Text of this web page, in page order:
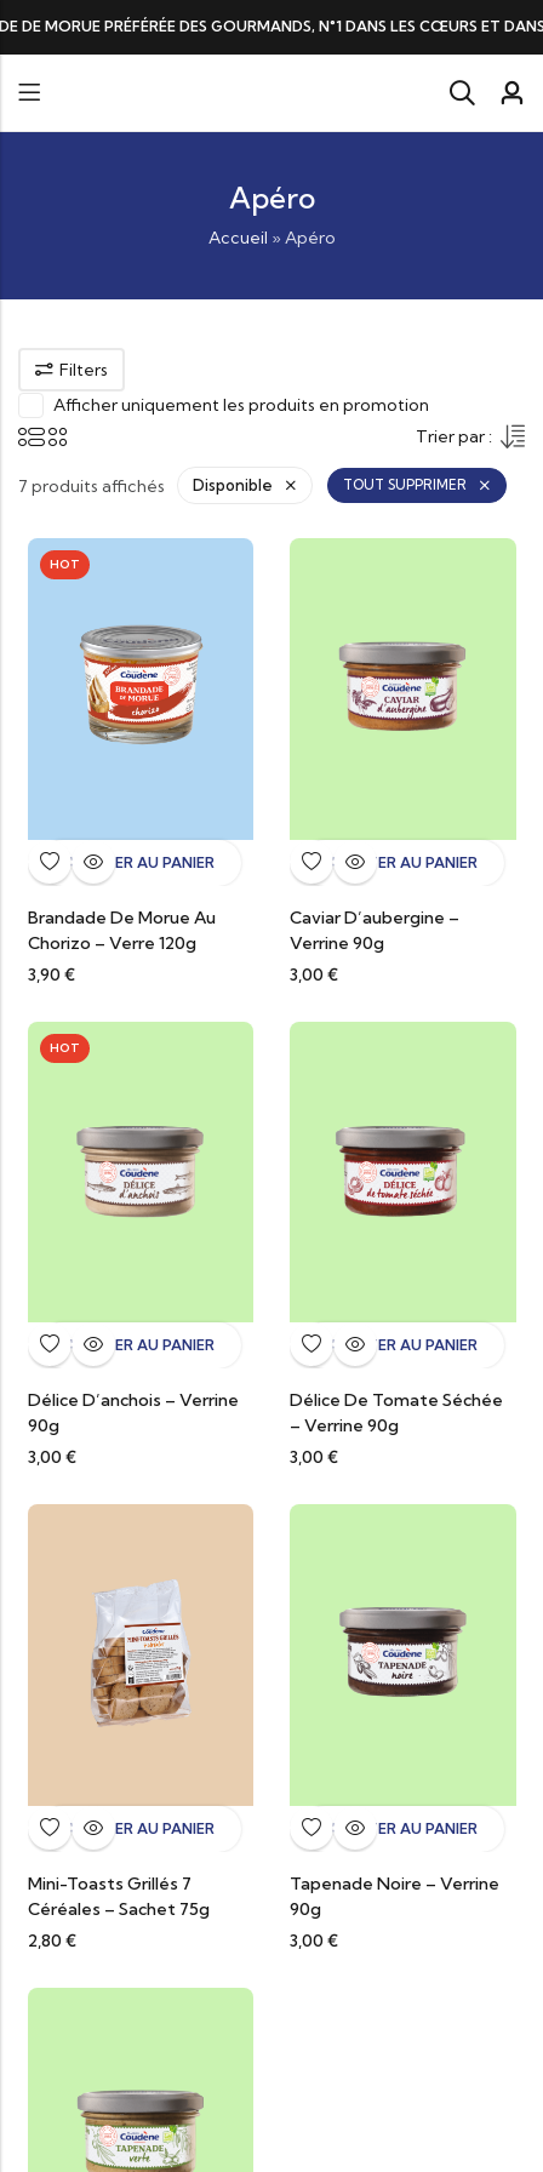
DE MORUE PRÉFÉRÉE DES GOURMANDS, N°1 DANS LES CŒURS ET
Apéro
Accueil » Apéro
Filters
Afficher uniquement les produits en promotion
Trier par :
7 produits affichés Disponible TOUT SUPPRIMER
HOT
AJOUTER AU PANIER
Brandade De Morue Au
Chorizo – Verre 120g
3,90 €
AJOUTER AU PANIER
Caviar D’aubergine –
Verrine 90g
3,00 €
HOT
AJOUTER AU PANIER
Délice D’anchois – Verrine
90g
3,00 €
AJOUTER AU PANIER
Délice De Tomate Séchée
– Verrine 90g
3,00 €
AJOUTER AU PANIER
Mini-Toasts Grillés 7
Céréales – Sachet 75g
2,80 €
AJOUTER AU PANIER
Tapenade Noire – Verrine
90g
3,00 €